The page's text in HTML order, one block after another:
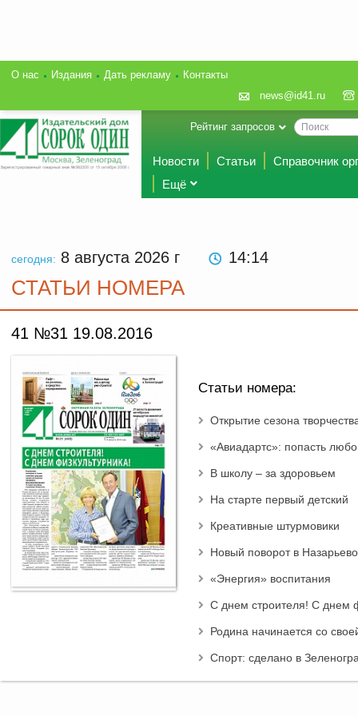
О нас Издания Дать рекламу
Контакты
news@id41.ru
Рейтинг запросов
Новости Статьи
Справочник
Ещё
сегодня: 8 августа 2026 г 14:14
СТАТЬИ НОМЕРА
41 №31 19.08.2016
Статьи номера:
Открытие сезона
«Авиадартс»: попасть
В школу – за здоровьем
На старте первый детский
Креативные штурмовики
Новый поворот в Назарьево
«Энергия» воспитания
С днем строителя! С днем
Родина начинается со
Спорт: сделано в